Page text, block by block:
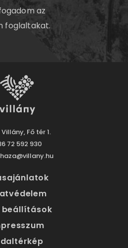
az
foglaltakat.
Fő tér 1.
72 592 930
beállítások